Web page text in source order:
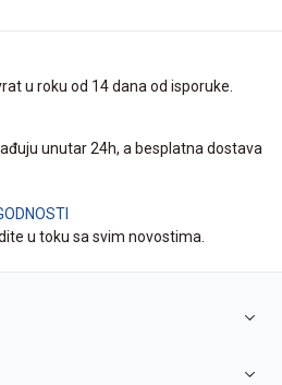
u roku od 14 dana od isporuke.
unutar 24h, a besplatna dostava
u toku sa svim novostima.